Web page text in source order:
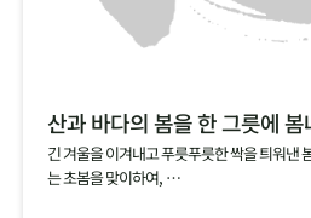
산과 바다의 봄을 한 그릇에
긴 겨울을 이겨내고 푸릇푸릇한 싹을 틔워낸
는 초봄을 맞이하여,